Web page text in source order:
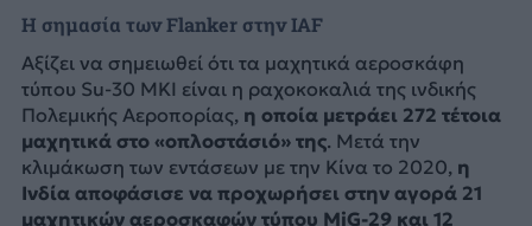
Η σημασία των Flanker στην IAF
Αξίζει να σημειωθεί ότι τα μαχητικά αεροσκάφη
τύπου Su-30 MKI είναι η ραχοκοκαλιά της ινδικής
Πολεμικής Αεροπορίας, η οποία μετράει 272 τέτοια
μαχητικά στο «οπλοστάσιό» της. Μετά την
κλιμάκωση των εντάσεων με την Κίνα το 2020, η
Ινδία αποφάσισε να προχωρήσει στην αγορά 21
μαχητικών αεροσκαφών τύπου MiG-29 και 12